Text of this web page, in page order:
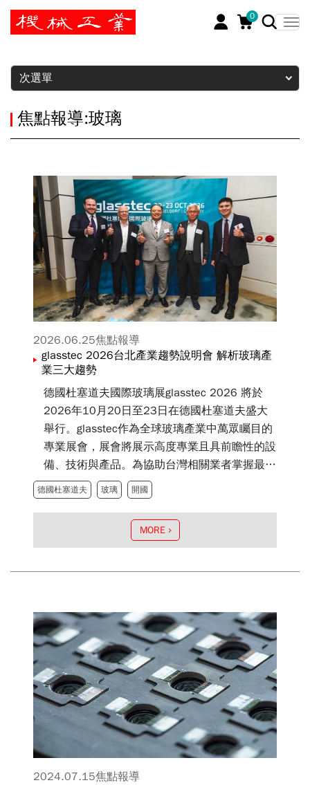
0
暫停
次選單
焦點報導:玻璃
2026.06.25焦點報導
glasstec 2026台北產業趨勢說明會 解析玻璃產
業三大趨勢
德國杜塞道夫國際玻璃展glasstec 2026 將於
2026年10月20日至23日在德國杜塞道夫盛大
舉行。glasstec作為全球玻璃產業中萬眾矚目的
專業展會，展會將展示高度專業且具前瞻性的設
備、技術與產品。為協助台灣相關業者掌握最新
動態與產業趨勢，該展在台代表開國有限公司特
別於2026年6月24日假台北文華東方酒店舉辦
「glasstec 2026台北產業趨勢說明會」，吸引
玻璃製造、加工、設備、建築與相關應用領域業
德國杜塞道夫 玻璃 開國
MORE
2024.07.15焦點報導